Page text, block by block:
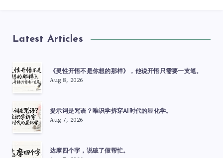
Latest Articles
《灵性开悟不是你想的那样》，他说开悟只需要一支笔。
Aug 8, 2026
提示词是咒语？唯识学拆穿AI时代的显化学。
Aug 7, 2026
达摩四个字，说破了假帮忙。